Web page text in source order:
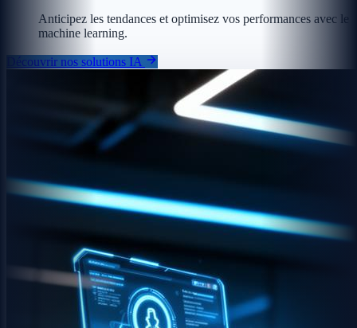
Anticipez les tendances et optimisez vos performances avec le
machine learning.
Découvrir nos solutions IA